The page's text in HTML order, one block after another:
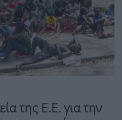
της Ε.Ε. για την